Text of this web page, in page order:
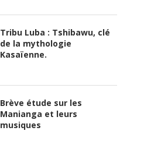
Tribu Luba : Tshibawu, clé
de la mythologie
Kasaïenne.
Brève étude sur les
Manianga et leurs
musiques